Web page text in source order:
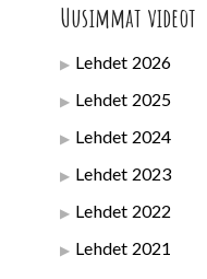
Uusimmat videot
Lehdet 2026
Lehdet 2025
Lehdet 2024
Lehdet 2023
Lehdet 2022
Lehdet 2021